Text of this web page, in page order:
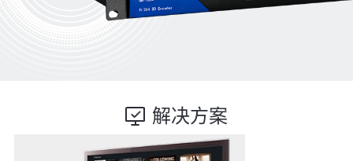
解决方案